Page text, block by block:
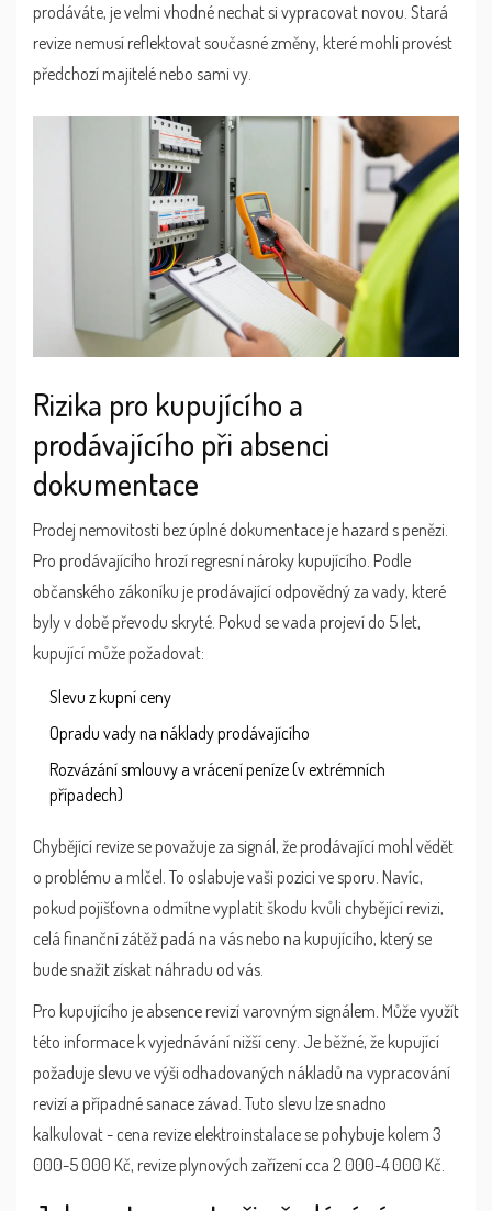
prodáváte, je velmi vhodné nechat si vypracovat novou. Stará
revize nemusí reflektovat současné změny, které mohli provést
předchozí majitelé nebo sami vy.
Rizika pro kupujícího a
prodávajícího při absenci
dokumentace
Prodej nemovitosti bez úplné dokumentace je hazard s penězi.
Pro prodávajícího hrozí regresní nároky kupujícího. Podle
občanského zákoníku je prodávající odpovědný za vady, které
byly v době převodu skryté. Pokud se vada projeví do 5 let,
kupující může požadovat:
Slevu z kupní ceny
Opradu vady na náklady prodávajícího
Rozvázání smlouvy a vrácení peníze (v extrémních
případech)
Chybějící revize se považuje za signál, že prodávající mohl vědět
o problému a mlčel. To oslabuje vaši pozici ve sporu. Navíc,
pokud pojišťovna odmítne vyplatit škodu kvůli chybějící revizi,
celá finanční zátěž padá na vás nebo na kupujícího, který se
bude snažit získat náhradu od vás.
Pro kupujícího je absence revizí varovným signálem. Může využít
této informace k vyjednávání nižší ceny. Je běžné, že kupující
požaduje slevu ve výši odhadovaných nákladů na vypracování
revizí a případné sanace závad. Tuto slevu lze snadno
kalkulovat - cena revize elektroinstalace se pohybuje kolem 3
000-5 000 Kč, revize plynových zařízení cca 2 000-4 000 Kč.